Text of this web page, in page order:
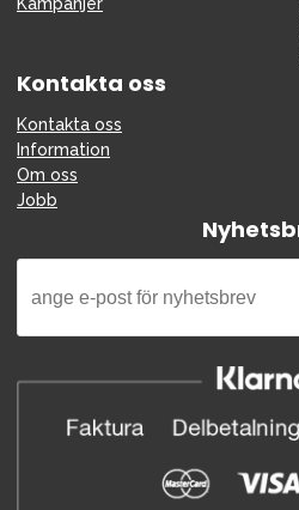
Kontakta oss
Kontakta oss
Information
Om oss
Jobb